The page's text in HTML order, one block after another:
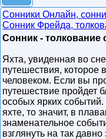
Сонники Онлайн,
Сонник Фрейда,
Сонник - толкование
Яхта, увиденная во
путешествия, которое
человеком. Если вы
путешествие пройдет
особых ярких
яхте, то значит, в
знаменательное
взглянуть на так